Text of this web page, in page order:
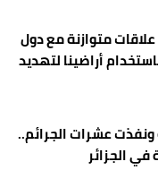
متوازنة مع دول
أراضينا لتهديد
عشرات الجرائم..
الجزائر